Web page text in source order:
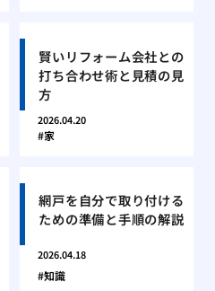
賢いリフォーム会社との
打ち合わせ術と見積の見
方
2026.04.20
家
網戸を自分で取り付ける
ための準備と手順の解説
2026.04.18
知識